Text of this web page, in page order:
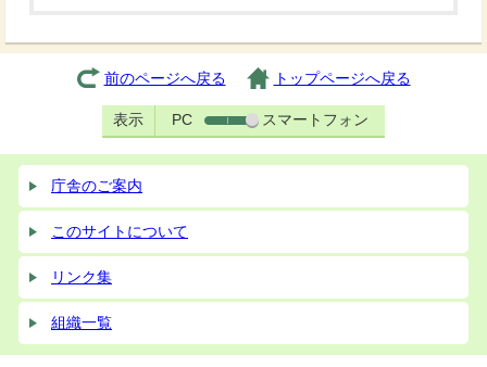
前のページへ戻る トップページへ戻る
表示 PC スマートフォン
庁舎のご案内
このサイトについて
リンク集
組織一覧